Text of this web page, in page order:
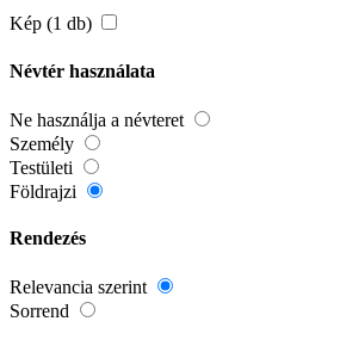
Kép (1 db)
Névtér használata
Ne használja a névteret
Személy
Testületi
Földrajzi
Rendezés
Relevancia szerint
Sorrend